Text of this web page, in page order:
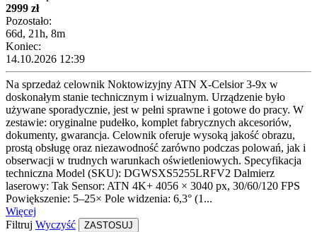
2999 zł
Pozostało:
66d, 21h, 8m
Koniec:
14.10.2026 12:39
Na sprzedaż celownik Noktowizyjny ATN X-Celsior 3-9x w
doskonałym stanie technicznym i wizualnym. Urządzenie było
używane sporadycznie, jest w pełni sprawne i gotowe do pracy. W
zestawie: oryginalne pudełko, komplet fabrycznych akcesoriów,
dokumenty, gwarancja. Celownik oferuje wysoką jakość obrazu,
prostą obsługę oraz niezawodność zarówno podczas polowań, jak i
obserwacji w trudnych warunkach oświetleniowych. Specyfikacja
techniczna Model (SKU): DGWSXS5255LRFV2 Dalmierz
laserowy: Tak Sensor: ATN 4K+ 4056 × 3040 px, 30/60/120 FPS
Powiększenie: 5–25× Pole widzenia: 6,3° (1...
Więcej
Filtruj Wyczyść ZASTOSUJ